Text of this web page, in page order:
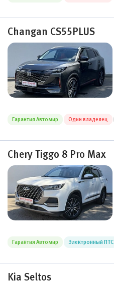
Changan CS55PLUS
Гарантия Автомир Один владелец
Chery Tiggo 8 Pro Max
Гарантия Автомир Электронный ПТС
Kia Seltos